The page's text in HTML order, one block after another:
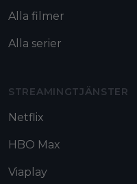
Alla filmer
Alla serier
STREAMINGTJÄNSTER
Netflix
HBO Max
Viaplay